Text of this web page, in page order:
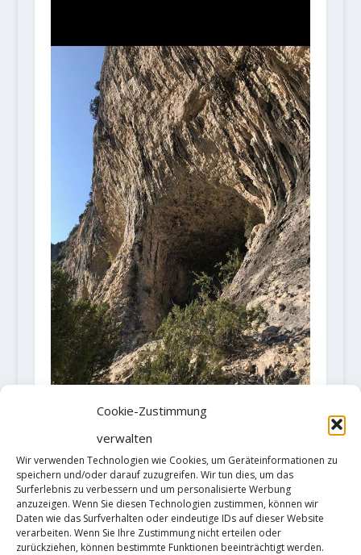
Cookie-Zustimmung
verwalten
Wir verwenden Technologien wie Cookies, um Geräteinformationen zu
speichern und/oder darauf zuzugreifen. Wir tun dies, um das
Surferlebnis zu verbessern und um personalisierte Werbung
anzuzeigen. Wenn Sie diesen Technologien zustimmen, können wir
Daten wie das Surfverhalten oder eindeutige IDs auf dieser Website
verarbeiten. Wenn Sie Ihre Zustimmung nicht erteilen oder
zurückziehen, können bestimmte Funktionen beeinträchtigt werden.
Rock climbing not allowed in
French, Spain and Italy
18. März 2020